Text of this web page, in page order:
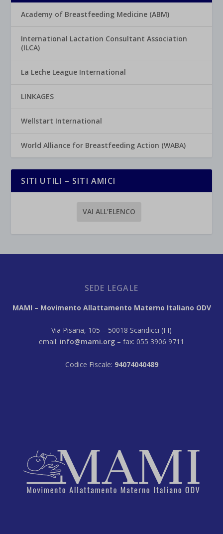
Academy of Breastfeeding Medicine (ABM)
International Lactation Consultant Association
(ILCA)
La Leche League International
LINKAGES
Wellstart International
World Alliance for Breastfeeding Action (WABA)
SITI UTILI – SITI AMICI
VAI ALL’ELENCO
SEDE LEGALE
MAMI – Movimento Allattamento Materno Italiano ODV
Via Pisana, 105 – 50018 Scandicci (FI)
email: info@mami.org – fax: 055 3906 9711
Codice Fiscale: 94074040489